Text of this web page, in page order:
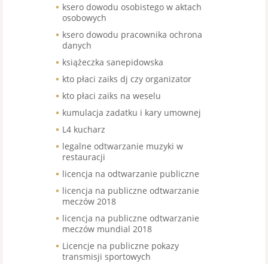
ksero dowodu osobistego w aktach
osobowych
ksero dowodu pracownika ochrona
danych
książeczka sanepidowska
kto płaci zaiks dj czy organizator
kto płaci zaiks na weselu
kumulacja zadatku i kary umownej
L4 kucharz
legalne odtwarzanie muzyki w
restauracji
licencja na odtwarzanie publiczne
licencja na publiczne odtwarzanie
meczów 2018
licencja na publiczne odtwarzanie
meczów mundial 2018
Licencje na publiczne pokazy
transmisji sportowych